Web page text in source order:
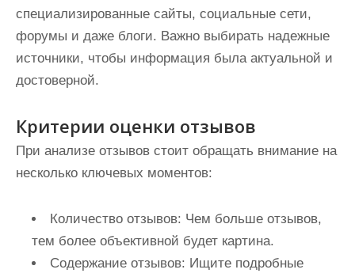
специализированные сайты, социальные сети,
форумы и даже блоги. Важно выбирать надежные
источники, чтобы информация была актуальной и
достоверной.
Критерии оценки отзывов
При анализе отзывов стоит обращать внимание на
несколько ключевых моментов:
Количество отзывов: Чем больше отзывов,
тем более объективной будет картина.
Содержание отзывов: Ищите подробные